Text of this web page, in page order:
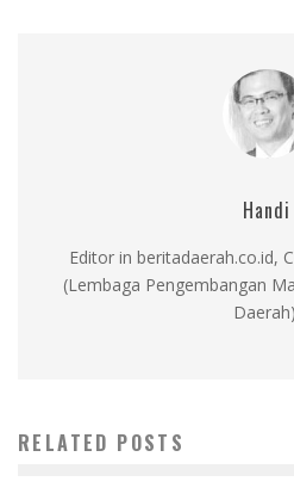
Handi
Editor in beritadaerah.co.id,
(Lembaga Pengembangan
RELATED POSTS